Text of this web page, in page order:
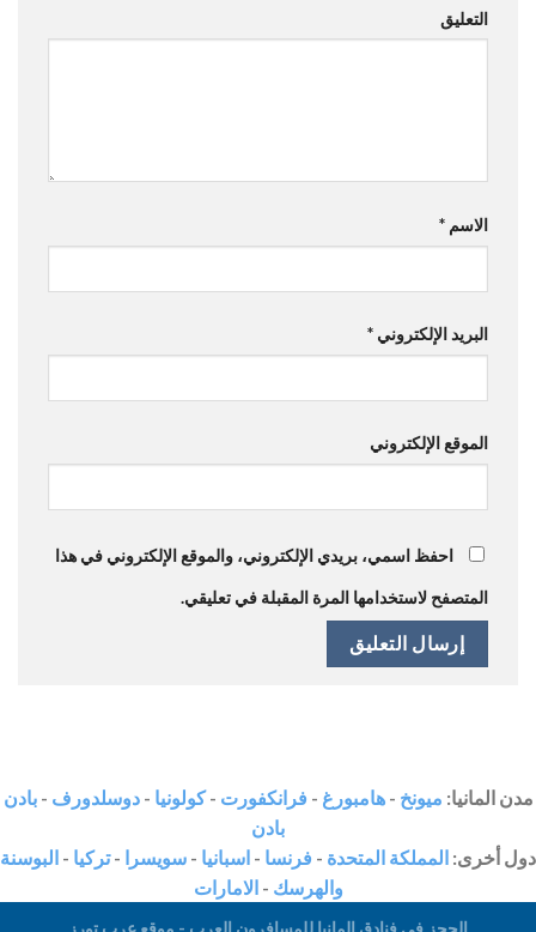
التعليق
الاسم *
البريد الإلكتروني *
الموقع الإلكتروني
احفظ اسمي، بريدي الإلكتروني، والموقع الإلكتروني في هذا
المتصفح لاستخدامها المرة المقبلة في تعليقي.
مدن المانيا: ميونخ -هامبورغ - فرانكفورت -كولونيا -دوسلدورف -بادن
بادن
دول أخرى: المملكة المتحدة - فرنسا - اسبانيا - سويسرا -تركيا - البوسنة
والهرسك -الامارات
الحجز في فنادق المانيا للمسافرون العرب - موقع عرب تورز